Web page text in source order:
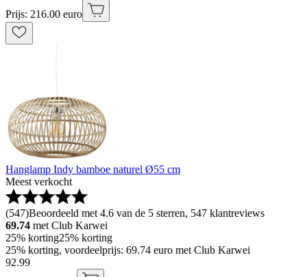
Prijs: 216.00 euro
Hanglamp Indy bamboe naturel Ø55 cm
Meest verkocht
(547)Beoordeeld met 4.6 van de 5 sterren, 547 klantreviews
69.74 met Club Karwei
25% korting25% korting
25% korting, voordeelprijs: 69.74 euro met Club Karwei
92.99